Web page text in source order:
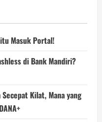
Masuk Portal!
di Bank Mandiri?
Kilat, Mana yang